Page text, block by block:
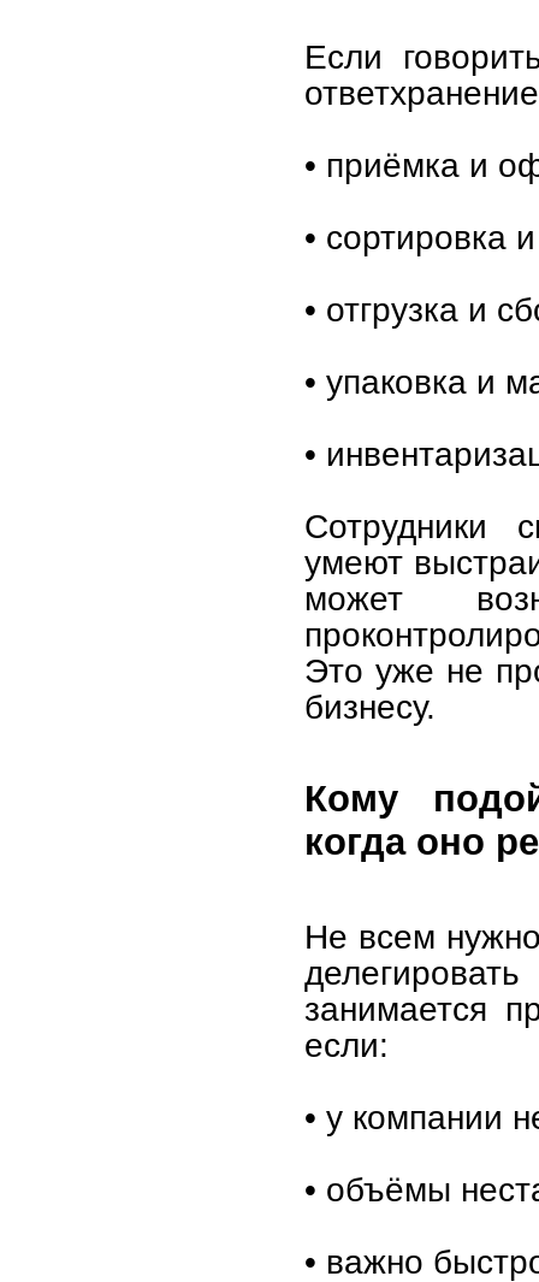
Если
• приёмка и
• сортировка
• отгрузка и
• упаковка и
•
Сотрудники
умеют
может
Это уже не
бизнесу.
Кому
когда оно
Не всем
занимается
если:
• у компании
• объёмы
• важно